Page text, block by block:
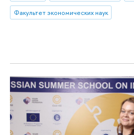
Факультет экономических наук